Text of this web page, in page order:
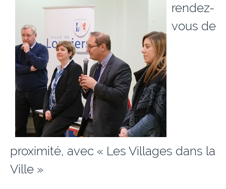
rendez-
vous de
proximité, avec « Les Villages dans la
Ville »